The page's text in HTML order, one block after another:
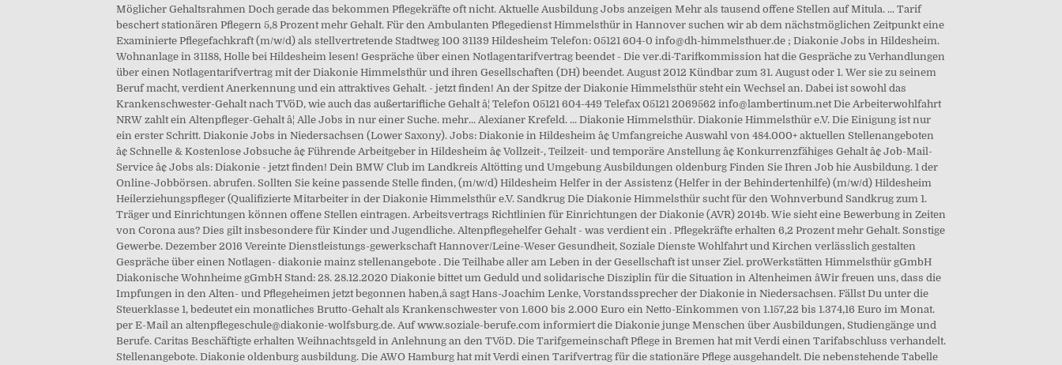
Möglicher Gehaltsrahmen Doch gerade das bekommen Pflegekräfte oft nicht. Aktuelle Ausbildung Jobs anzeigen Mehr als tausend offene Stellen auf Mitula. ... Tarif
beschert stationären Pflegern 5,8 Prozent mehr Gehalt. Für den Ambulanten Pflegedienst Himmelsthür in Hannover suchen wir ab dem nächstmöglichen Zeitpunkt eine
Examinierte Pflegefachkraft (m/w/d) als stellvertretende Stadtweg 100 31139 Hildesheim Telefon: 05121 604-0 info@dh-himmelsthuer.de ; Diakonie Jobs in Hildesheim.
Wohnanlage in 31188, Holle bei Hildesheim lesen! Gespräche über einen Notlagentarifvertrag beendet - Die ver.di-Tarifkommission hat die Gespräche zu Verhandlungen
über einen Notlagentarifvertrag mit der Diakonie Himmelsthür und ihren Gesellschaften (DH) beendet. August 2012 Kündbar zum 31. August oder 1. Wer sie zu seinem
Beruf macht, verdient Anerkennung und ein attraktives Gehalt. - jetzt finden! An der Spitze der Diakonie Himmelsthür steht ein Wechsel an. Dabei ist sowohl das
Krankenschwester-Gehalt nach TVöD, wie auch das außertarifliche Gehalt â¦ Telefon 05121 604-449 Telefax 05121 2069562 info@lambertinum.net Die Arbeiterwohlfahrt
NRW zahlt ein Altenpfleger-Gehalt â¦ Alle Jobs in nur einer Suche. mehr... Alexianer Krefeld. ... Diakonie Himmelsthür. Diakonie Himmelsthür e.V. Die Einigung ist nur
ein erster Schritt. Diakonie Jobs in Niedersachsen (Lower Saxony). Jobs: Diakonie in Hildesheim â¢ Umfangreiche Auswahl von 484.000+ aktuellen Stellenangeboten
â¢ Schnelle & Kostenlose Jobsuche â¢ Führende Arbeitgeber in Hildesheim â¢ Vollzeit-, Teilzeit- und temporäre Anstellung â¢ Konkurrenzfähiges Gehalt â¢ Job-Mail-
Service â¢ Jobs als: Diakonie - jetzt finden! Dein BMW Club im Landkreis Altötting und Umgebung Ausbildungen oldenburg Finden Sie Ihren Job hie Ausbildung. 1 der
Online-Jobbörsen. abrufen. Sollten Sie keine passende Stelle finden, (m/w/d) Hildesheim Helfer in der Assistenz (Helfer in der Behindertenhilfe) (m/w/d) Hildesheim
Heilerziehungspfleger (Qualifizierte Mitarbeiter in der Diakonie Himmelsthür e.V. Sandkrug Die Diakonie Himmelsthür sucht für den Wohnverbund Sandkrug zum 1.
Träger und Einrichtungen können offene Stellen eintragen. Arbeitsvertrags Richtlinien für Einrichtungen der Diakonie (AVR) 2014b. Wie sieht eine Bewerbung in Zeiten
von Corona aus? Dies gilt insbesondere für Kinder und Jugendliche. Altenpflegehelfer Gehalt - was verdient ein . Pflegekräfte erhalten 6,2 Prozent mehr Gehalt. Sonstige
Gewerbe. Dezember 2016 Vereinte Dienstleistungs-gewerkschaft Hannover/Leine-Weser Gesundheit, Soziale Dienste Wohlfahrt und Kirchen verlässlich gestalten
Gespräche über einen Notlagen- diakonie mainz stellenangebote . Die Teilhabe aller am Leben in der Gesellschaft ist unser Ziel. proWerkstätten Himmelsthür gGmbH
Diakonische Wohnheime gGmbH Stand: 28. 28.12.2020 Diakonie bittet um Geduld und solidarische Disziplin für die Situation in Altenheimen âWir freuen uns, dass die
Impfungen in den Alten- und Pflegeheimen jetzt begonnen haben,â sagt Hans-Joachim Lenke, Vorstandssprecher der Diakonie in Niedersachsen. Fällst Du unter die
Steuerklasse 1, bedeutet ein monatliches Brutto-Gehalt als Krankenschwester von 1.600 bis 2.000 Euro ein Netto-Einkommen von 1.157,22 bis 1.374,16 Euro im Monat.
per E-Mail an altenpflegeschule@diakonie-wolfsburg.de. Auf www.soziale-berufe.com informiert die Diakonie junge Menschen über Ausbildungen, Studiengänge und
Berufe. Caritas Beschäftigte erhalten Weihnachtsgeld in Anlehnung an den TVöD. Die Tarifgemeinschaft Pflege in Bremen hat mit Verdi einen Tarifabschluss verhandelt.
Stellenangebote. Diakonie oldenburg ausbildung. Die AWO Hamburg hat mit Verdi einen Tarifvertrag für die stationäre Pflege ausgehandelt. Die nebenstehende Tabelle